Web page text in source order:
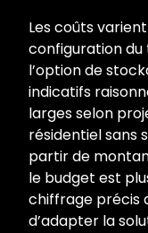
Les coûts
configuration du
l’option de
indicatifs
larges selon
résidentiel sans
partir de
le budget est
chiffrage précis
d’adapter la